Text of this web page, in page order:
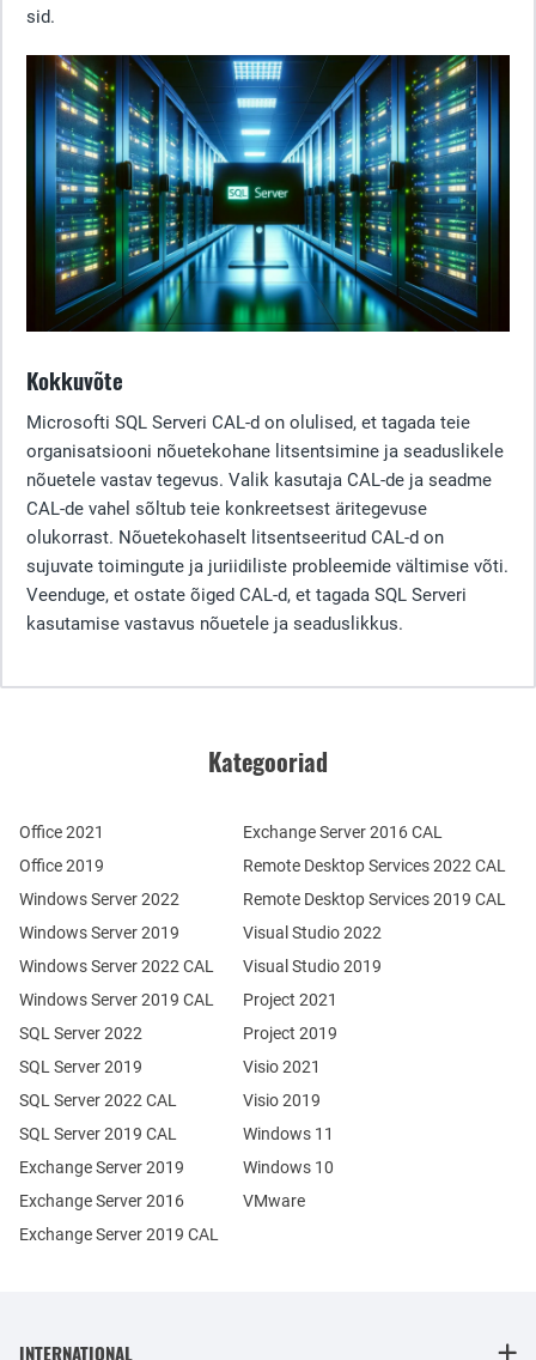
sid.
Kokkuvõte
Microsofti SQL Serveri CAL-d on olulised, et tagada teie
organisatsiooni nõuetekohane litsentsimine ja seaduslikele
nõuetele vastav tegevus. Valik kasutaja CAL-de ja seadme
CAL-de vahel sõltub teie konkreetsest äritegevuse
olukorrast. Nõuetekohaselt litsentseeritud CAL-d on
sujuvate toimingute ja juriidiliste probleemide vältimise võti.
Veenduge, et ostate õiged CAL-d, et tagada SQL Serveri
kasutamise vastavus nõuetele ja seaduslikkus.
Kategooriad
Office 2021
Office 2019
Windows Server 2022
Windows Server 2019
Exchange Server 2019
Exchange Server 2016
SQL Server 2022
SQL Server 2019
Windows Server 2022 CAL
Windows Server 2019 CAL
SQL Server 2022 CAL
SQL Server 2019 CAL
Remote Desktop Services 2022 CAL
Remote Desktop Services 2019 CAL
Exchange Server 2019 CAL
Exchange Server 2016 CAL
Visual Studio 2022
Visual Studio 2019
Project 2021
Project 2019
Visio 2021
Visio 2019
Windows 11
Windows 10
VMware
INTERNATIONAL